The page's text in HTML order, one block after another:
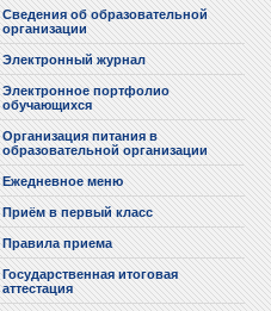
Сведения об образовательной
организации
Электронный журнал
Электронное портфолио
обучающихся
Организация питания в
образовательной организации
Ежедневное меню
Приём в первый класс
Правила приема
Государственная итоговая
аттестация